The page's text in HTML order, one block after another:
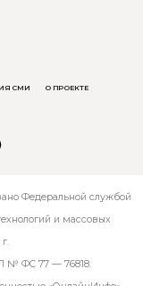
СМИ О ПРОЕКТЕ
Федеральной службой
и массовых
№ ФС 77 — 76818.